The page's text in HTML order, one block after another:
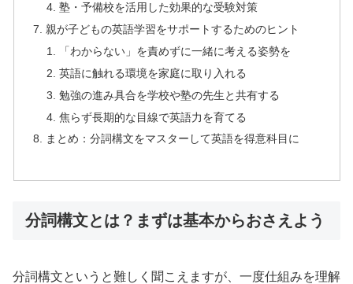
塾・予備校を活用した効果的な受験対策
親が子どもの英語学習をサポートするためのヒント
「わからない」を責めずに一緒に考える姿勢を
英語に触れる環境を家庭に取り入れる
勉強の進み具合を学校や塾の先生と共有する
焦らず長期的な目線で英語力を育てる
まとめ：分詞構文をマスターして英語を得意科目に
分詞構文とは？まずは基本からおさえよう
分詞構文というと難しく聞こえますが、一度仕組みを理解